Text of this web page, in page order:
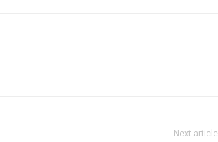
Next article